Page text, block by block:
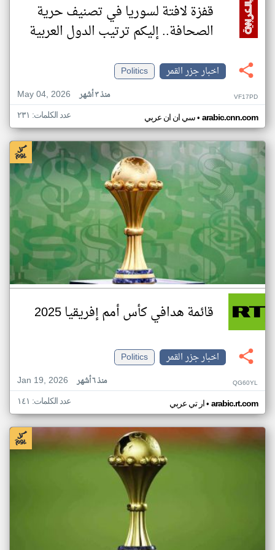
قفزة لافتة لسوريا في تصنيف حرية
الصحافة.. إليكم ترتيب الدول العربية
اخبار جزر القمر
Politics
May 04, 2026
منذ ٣ أشهر VF17PD
سي ان ان عربي• arabic.cnn.com عدد الكلمات: ٢٣١
قائمة هدافي كأس أمم إفريقيا 2025
اخبار جزر القمر
Politics
Jan 19, 2026
منذ ٦ أشهر QG60YL
ار تي عربي• arabic.rt.com عدد الكلمات: ١٤١